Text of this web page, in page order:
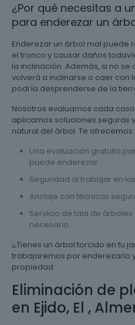
¿Por qué necesitas a
para enderezar un
Enderezar un árbol mal puede
el tronco y causar daños
la inclinación. Además, si no
volverá a inclinarse o caer con
podría desprenderse de la
Nosotros evaluamos cada
aplicamos soluciones seguras
natural del árbol. Te ofrecemos:
Una evaluación gratuita
puede enderezar.
Seguridad al trabajar en
Anclaje con técnicas
Servicio de tala de
necesario.
¿Tienes un árbol torcido en tu
trabajaremos por enderezarlo
propiedad.
Eliminación de
en Ejido, El ,